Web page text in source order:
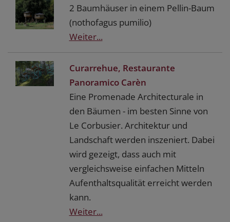
2 Baumhäuser in einem Pellin-Baum
(nothofagus pumilio)
Weiter...
Curarrehue, Restaurante
Panoramico Carèn
Eine Promenade Architecturale in
den Bäumen - im besten Sinne von
Le Corbusier. Architektur und
Landschaft werden inszeniert. Dabei
wird gezeigt, dass auch mit
vergleichsweise einfachen Mitteln
Aufenthaltsqualität erreicht werden
kann.
Weiter...